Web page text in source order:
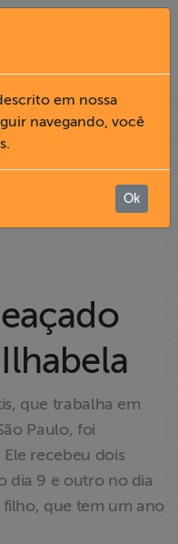
que trabalha em
Paulo, foi
recebeu dois
dia 9 e outro no dia
filho, que tem um ano
em nossa
navegando, você
Ok